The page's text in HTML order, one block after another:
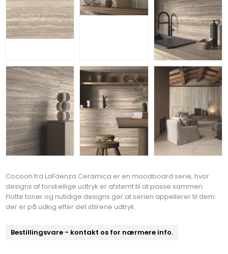
Cocoon fra LaFaenza Ceramica er en moodboard serie, hvor
designs af forskellige udtryk er afstemt til at passe sammen.
Flotte toner og nutidige designs gør at serien appellerer til dem
der er på udkig efter det stilrene udtryk.
Bestillingsvare - kontakt os for nærmere info.